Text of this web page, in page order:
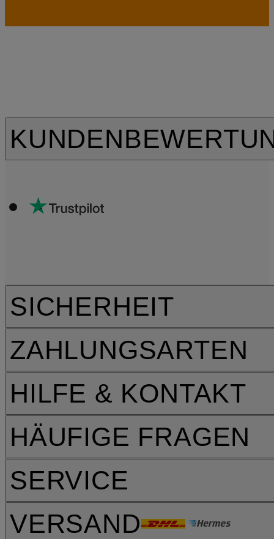
HILFE & KONTAKT
HÄUFIGE FRAGEN
SERVICE
VERSAND
SICHERHEIT
ZAHLUNGSARTEN